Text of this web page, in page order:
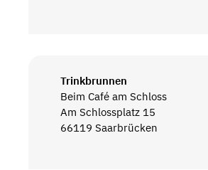
Trinkbrunnen
Beim Café am Schloss
Am Schlossplatz 15
66119 Saarbrücken